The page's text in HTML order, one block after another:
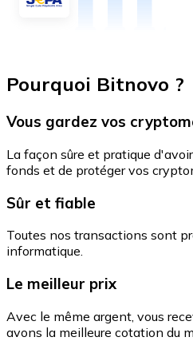
Pourquoi Bitnovo ?
Vous gardez vos
La façon sûre et pratique
fonds et de protéger vos
Sûr et fiable
Toutes nos transactions sont
informatique.
Le meilleur prix
Avec le même argent, vous
avons la meilleure cotation du